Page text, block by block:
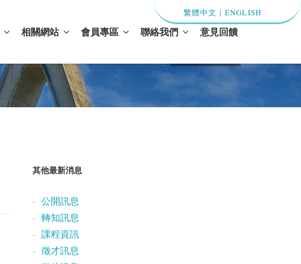
繁體中文 | ENGLISH
相關網站 會員專區 聯絡我們 意見回饋
其他最新消息
公開訊息
轉知訊息
課程資訊
徵才訊息